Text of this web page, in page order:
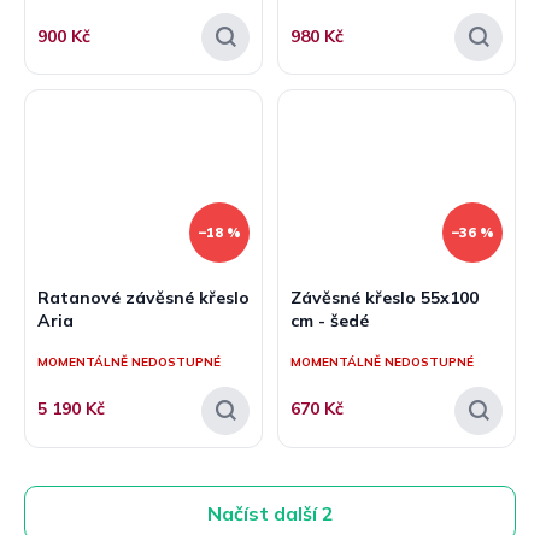
900 Kč 980 Kč
–18 %
Ratanové závěsné křeslo
Aria
MOMENTÁLNĚ NEDOSTUPNÉ
5 190 Kč
–36 %
Závěsné křeslo 55x100
cm - šedé
MOMENTÁLNĚ NEDOSTUPNÉ
670 Kč
Načíst další 2